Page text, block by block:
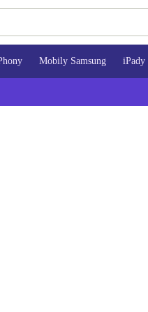
Mobily Samsung iPady